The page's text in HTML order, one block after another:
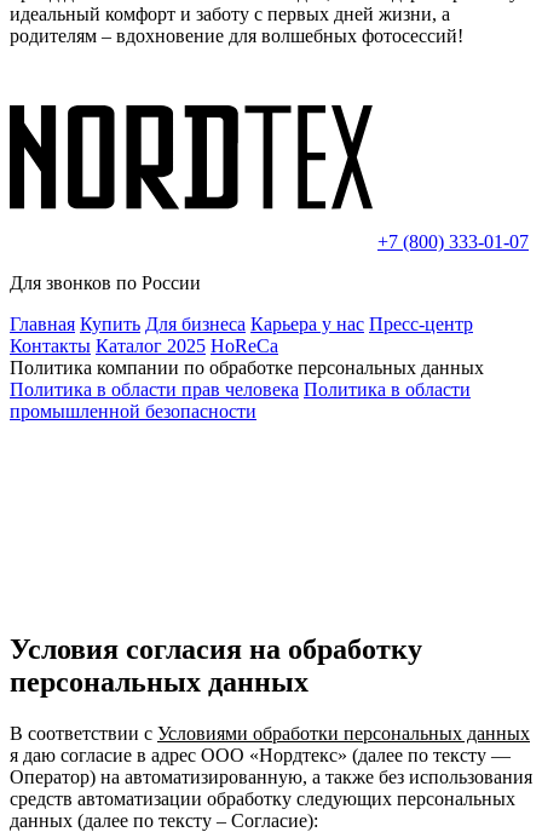
идеальный комфорт и заботу с первых дней жизни, а
родителям – вдохновение для волшебных фотосессий!
+7 (800) 333-01-07
Для звонков по России
Главная Купить Для бизнеса Карьера у нас Пресс-центр
Контакты Каталог 2025 HoReCa
Политика компании по обработке персональных данных
Политика в области прав человека Политика в области
промышленной безопасности
Условия согласия на обработку
персональных данных
В соответствии с Условиями обработки персональных данных
я даю согласие в адрес ООО «Нордтекс» (далее по тексту —
Оператор) на автоматизированную, а также без использования
средств автоматизации обработку следующих персональных
данных (далее по тексту – Согласие):